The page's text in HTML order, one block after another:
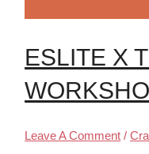
ESLITE X
Leave A Comment /